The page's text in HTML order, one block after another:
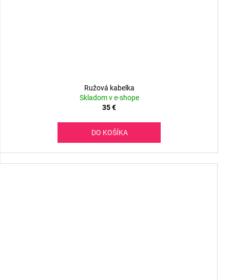
Ružová kabelka
Skladom v e-shope
35 €
DO KOŠÍKA